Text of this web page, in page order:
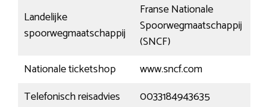
Landelijke
spoorwegmaatschappij
Franse Nationale
Spoorwegmaatschappij
(SNCF)
Nationale ticketshop
www.sncf.com
Telefonisch reisadvies
0033184943635